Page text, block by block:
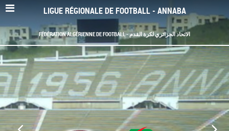
LIGUE RÉGIONALE DE FOOTBALL - ANNABA
FÉDÉRATION ALGÉRIENNE DE FOOTBALL - الاتحاد الجزائري لكرة القدم